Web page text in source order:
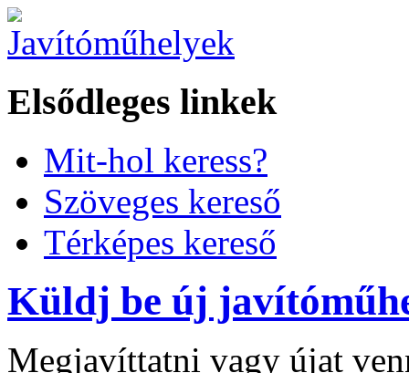
Elsődleges linkek
Mit-hol keress?
Szöveges kereső
Térképes kereső
Küldj be új
Megjavíttatni vagy újat